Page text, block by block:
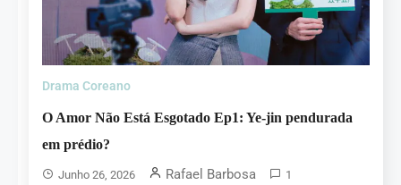
Drama Coreano
O Amor Não Está Esgotado Ep1: Ye-jin pendurada
em prédio?
Junho 26, 2026 Rafael Barbosa 1